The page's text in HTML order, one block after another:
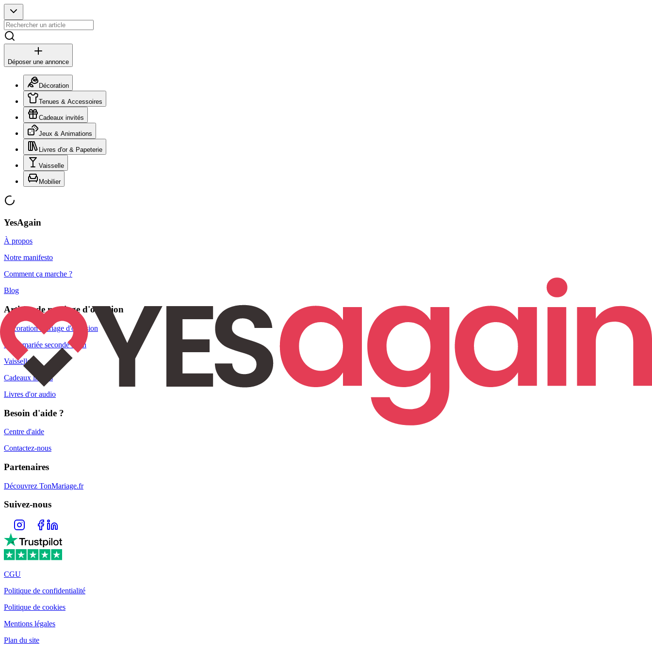
Déposer une annonce
Décoration
Tenues & Accessoires
Cadeaux invités
Jeux & Animations
Livres d'or & Papeterie
Vaisselle
Mobilier
YesAgain
À propos
Notre manifesto
Comment ça marche ?
Blog
Articles de mariage d'occasion
Décoration mariage d'occasion
Robe mariée seconde main
Vaisselle
Cadeaux invités
Livres d'or audio
Besoin d'aide ?
Centre d'aide
Contactez-nous
Partenaires
Découvrez TonMariage.fr
Suivez-nous
CGU
Politique de confidentialité
Politique de cookies
Mentions légales
Plan du site